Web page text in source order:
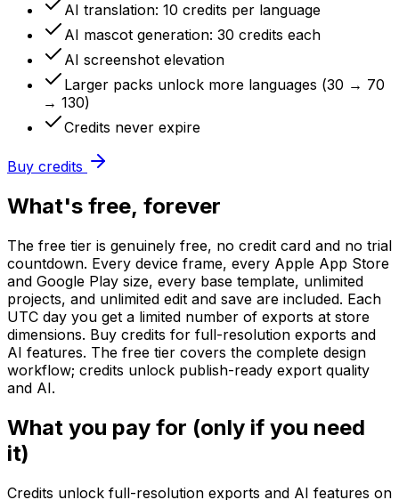
AI translation: 10 credits per language
AI mascot generation: 30 credits each
AI screenshot elevation
Larger packs unlock more languages (30 → 70
→ 130)
Credits never expire
Buy credits
What's free, forever
The free tier is genuinely free, no credit card and no trial
countdown. Every device frame, every Apple App Store
and Google Play size, every base template, unlimited
projects, and unlimited edit and save are included. Each
UTC day you get a limited number of exports at store
dimensions. Buy credits for full-resolution exports and
AI features. The free tier covers the complete design
workflow; credits unlock publish-ready export quality
and AI.
What you pay for (only if you need
it)
Credits unlock full-resolution exports and AI features on